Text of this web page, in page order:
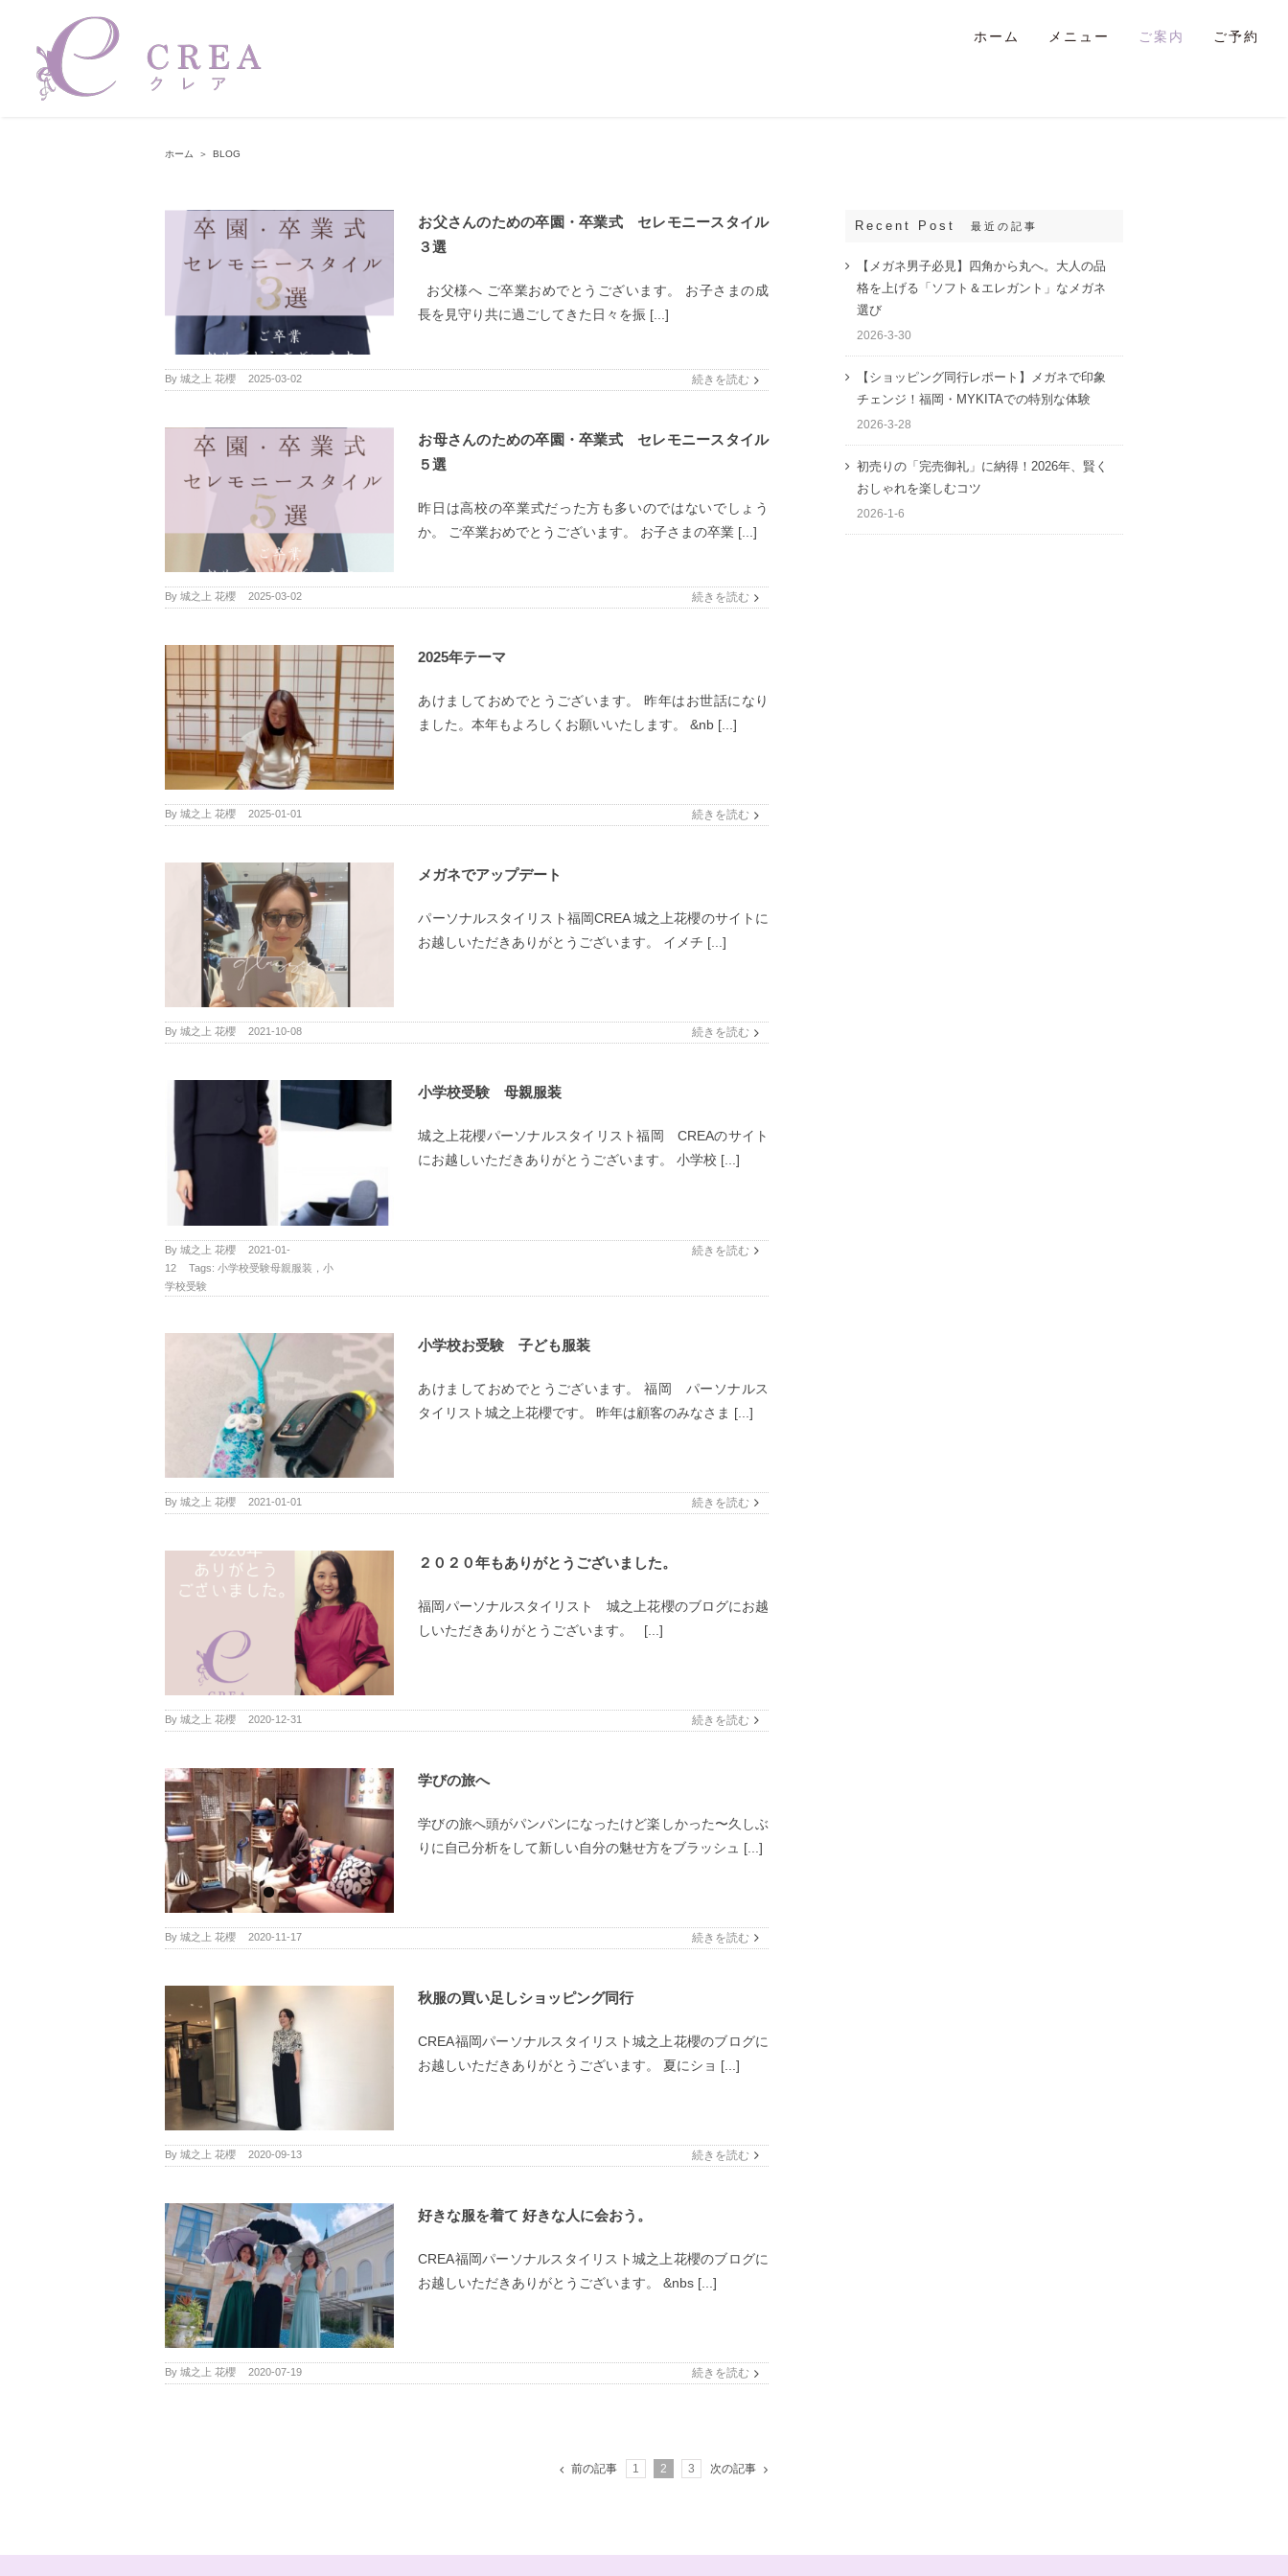
content
ホーム メニュー ご案内 ご予約
ホーム ＞ BLOG
お父さんのための卒園・卒業式 セレモニースタイル
３選
お父様へ ご卒業おめでとうございます。 お子さまの成
長を見守り共に過ごしてきた日々を振 [...]
By 城之上 花櫻 2025-03-02 続きを読む
お母さんのための卒園・卒業式 セレモニースタイル
５選
昨日は高校の卒業式だった方も多いのではないでしょう
か。 ご卒業おめでとうございます。 お子さまの卒業 [...]
By 城之上 花櫻 2025-03-02 続きを読む
2025年テーマ
あけましておめでとうございます。 昨年はお世話になり
ました。本年もよろしくお願いいたします。 &nb [...]
By 城之上 花櫻 2025-01-01 続きを読む
メガネでアップデート
パーソナルスタイリスト福岡CREA 城之上花櫻のサイトに
お越しいただきありがとうございます。 イメチ [...]
By 城之上 花櫻 2021-10-08 続きを読む
小学校受験 母親服装
城之上花櫻パーソナルスタイリスト福岡 CREAのサイト
にお越しいただきありがとうございます。 小学校 [...]
By 城之上 花櫻
2021-01-
12
Tags: 小学校受験母親服装，小
学校受験
続きを読む
小学校お受験 子ども服装
あけましておめでとうございます。 福岡 パーソナルス
タイリスト城之上花櫻です。 昨年は顧客のみなさま [...]
By 城之上 花櫻 2021-01-01 続きを読む
２０２０年もありがとうございました。
福岡パーソナルスタイリスト 城之上花櫻のブログにお越
しいただきありがとうございます。 [...]
By 城之上 花櫻 2020-12-31 続きを読む
学びの旅へ
学びの旅へ頭がパンパンになったけど楽しかった〜久しぶ
りに自己分析をして新しい自分の魅せ方をブラッシュ [...]
By 城之上 花櫻 2020-11-17 続きを読む
秋服の買い足しショッピング同行
CREA福岡パーソナルスタイリスト城之上花櫻のブログに
お越しいただきありがとうございます。 夏にショ [...]
By 城之上 花櫻 2020-09-13 続きを読む
好きな服を着て 好きな人に会おう。
CREA福岡パーソナルスタイリスト城之上花櫻のブログに
お越しいただきありがとうございます。 &nbs [...]
By 城之上 花櫻 2020-07-19 続きを読む
前の記事 1 2 3 次の記事
Recent Post 最近の記事
【メガネ男子必見】四角から丸へ。大人の品
格を上げる「ソフト＆エレガント」なメガネ
選び
2026-3-30
【ショッピング同行レポート】メガネで印象
チェンジ！福岡・MYKITAでの特別な体験
2026-3-28
初売りの「完売御礼」に納得！2026年、賢く
おしゃれを楽しむコツ
2026-1-6